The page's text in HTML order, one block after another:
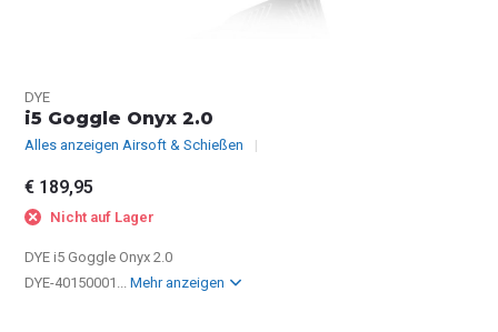
DYE
i5 Goggle Onyx 2.0
Alles anzeigen Airsoft & Schießen
€ 189,95
Nicht auf Lager
DYE i5 Goggle Onyx 2.0
DYE-40150001...Mehr anzeigen